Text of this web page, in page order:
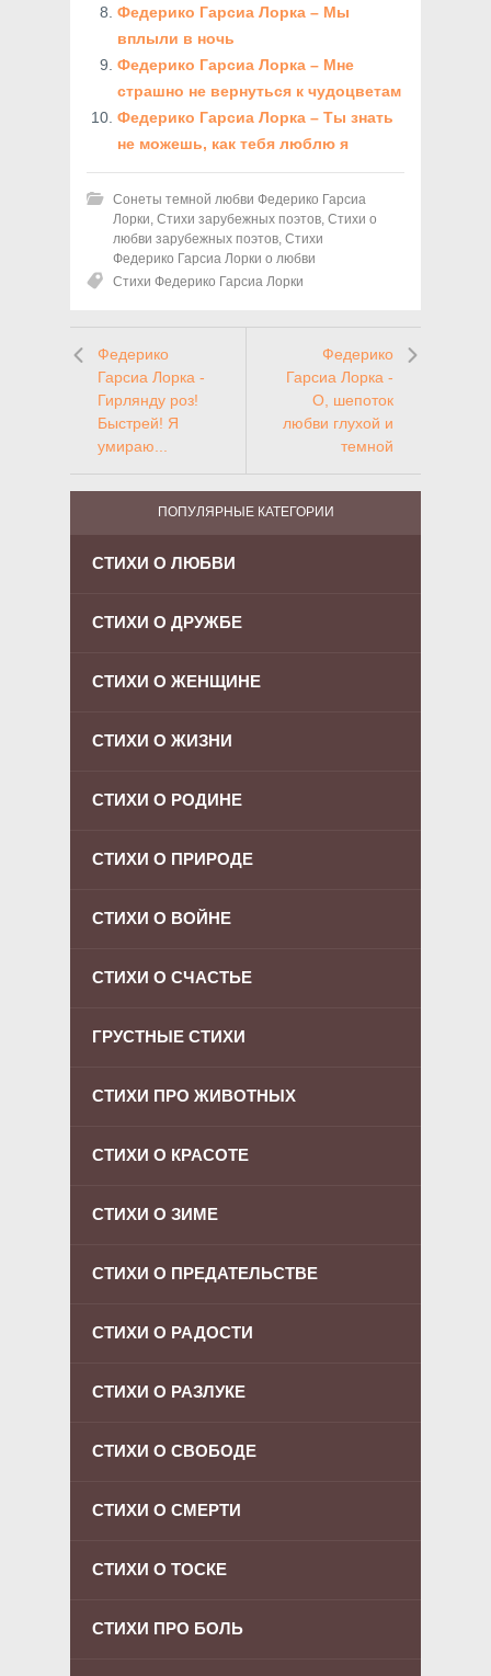
Федерико Гарсиа Лорка – Мы
вплыли в ночь
Федерико Гарсиа Лорка – Мне
страшно не вернуться к чудоцветам
Федерико Гарсиа Лорка – Ты знать
не можешь, как тебя люблю я
Сонеты темной любви Федерико Гарсиа
Лорки, Стихи зарубежных поэтов, Стихи о
любви зарубежных поэтов, Стихи
Федерико Гарсиа Лорки о любви
Стихи Федерико Гарсиа Лорки
Федерико
Гарсиа Лорка -
Гирлянду роз!
Быстрей! Я
умираю...
Федерико
Гарсиа Лорка -
О, шепоток
любви глухой и
темной
ПОПУЛЯРНЫЕ КАТЕГОРИИ
СТИХИ О ЛЮБВИ
СТИХИ О ДРУЖБЕ
СТИХИ О ЖЕНЩИНЕ
СТИХИ О ЖИЗНИ
СТИХИ О РОДИНЕ
СТИХИ О ПРИРОДЕ
СТИХИ О ВОЙНЕ
СТИХИ О СЧАСТЬЕ
ГРУСТНЫЕ СТИХИ
СТИХИ ПРО ЖИВОТНЫХ
СТИХИ О КРАСОТЕ
СТИХИ О ЗИМЕ
СТИХИ О ПРЕДАТЕЛЬСТВЕ
СТИХИ О РАДОСТИ
СТИХИ О РАЗЛУКЕ
СТИХИ О СВОБОДЕ
СТИХИ О СМЕРТИ
СТИХИ О ТОСКЕ
СТИХИ ПРО БОЛЬ